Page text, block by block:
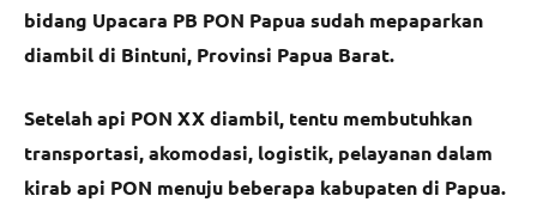
bidang Upacara PB PON Papua sudah mepaparkan
diambil di Bintuni, Provinsi Papua Barat.
Setelah api PON XX diambil, tentu membutuhkan
transportasi, akomodasi, logistik, pelayanan dalam
kirab api PON menuju beberapa kabupaten di Papua.